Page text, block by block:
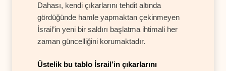
Dahası, kendi çıkarlarını tehdit altında
gördüğünde hamle yapmaktan çekinmeyen
İsrail’in yeni bir saldırı başlatma ihtimali her
zaman güncelliğini korumaktadır.
Üstelik bu tablo İsrail’in çıkarlarını